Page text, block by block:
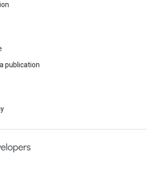
publication